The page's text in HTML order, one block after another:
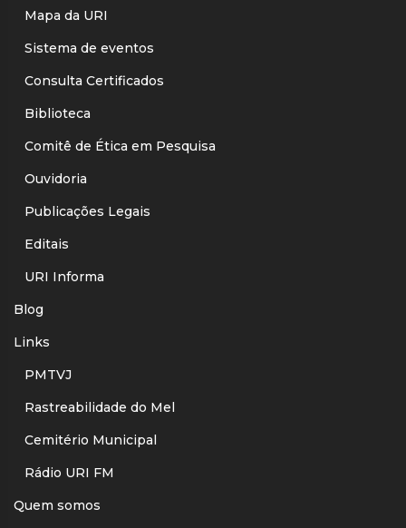
Mapa da URI
Sistema de eventos
Consulta Certificados
Biblioteca
Comitê de Ética em Pesquisa
Ouvidoria
Publicações Legais
Editais
URI Informa
Blog
Links
PMTVJ
Rastreabilidade do Mel
Cemitério Municipal
Rádio URI FM
Quem somos